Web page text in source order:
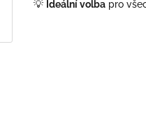
💡 Ideální volba pro